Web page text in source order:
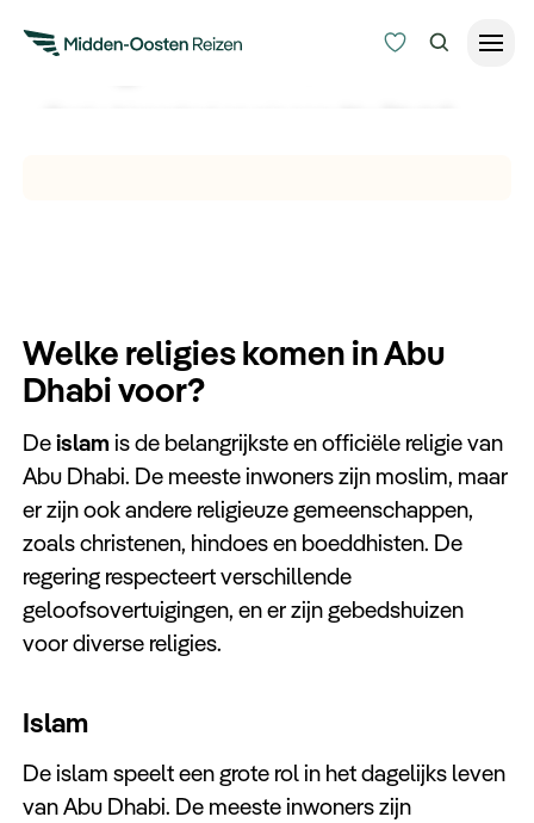
Religie in Abu Dhabi
Welke religies komen in Abu
Dhabi voor?
Deislamis de belangrijkste en officiële religie van
Abu Dhabi. De meeste inwoners zijn moslim, maar
er zijn ook andere religieuze gemeenschappen,
zoals christenen, hindoes en boeddhisten. De
regering respecteert verschillende
geloofsovertuigingen, en er zijn gebedshuizen
voor diverse religies.
Islam
De islam speelt een grote rol in het dagelijks leven
van Abu Dhabi. De meeste inwoners zijn